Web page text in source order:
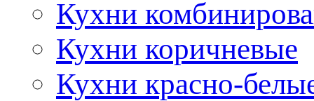
Кухни
Кухни коричневые
Кухни красно-